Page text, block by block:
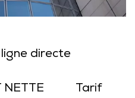
directe
NETTE
Tarif